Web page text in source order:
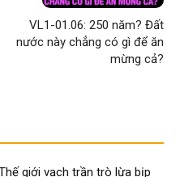
VL1-01.06: 250 năm? Đất
nước này chẳng có gì để ăn
mừng cả?
giới vạch trần trò lừa bịp